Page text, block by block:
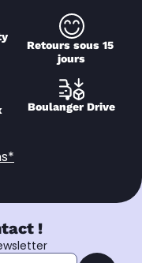
Retours sous 15
jours
Boulanger Drive
!